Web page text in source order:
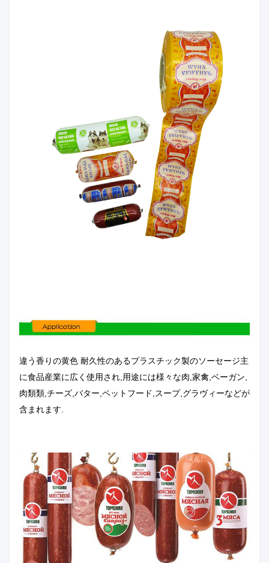
違う香りの黄色 耐久性のあるプラスチック製のソーセージ主
に食品産業に広く使用され,用途には様々な肉,家禽,ベーガン,
肉類類,チーズ,バター,ペットフード,スープ,グラヴィーなどが
含まれます.